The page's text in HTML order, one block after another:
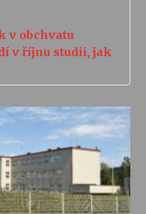
v obchvatu
v říjnu studii, jak